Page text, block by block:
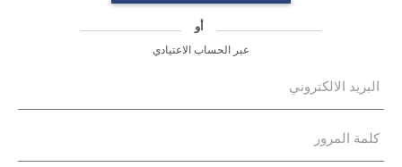
أو
عبر الحساب الاعتيادي
البريد الالكتروني
كلمة المرور